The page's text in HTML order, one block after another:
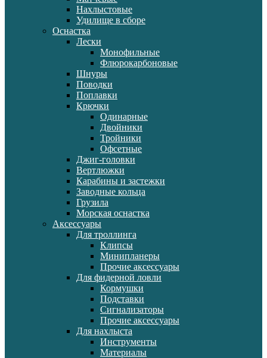
Нахлыстовые
Удилище в сборе
Оснастка
Лески
Монофильные
Флюрокарбоновые
Шнуры
Поводки
Поплавки
Крючки
Одинарные
Двойники
Тройники
Офсетные
Джиг-головки
Вертлюжки
Карабины и застежки
Заводные кольца
Грузила
Морская оснастка
Аксессуары
Для троллинга
Клипсы
Минипланеры
Прочие аксессуары
Для фидерной ловли
Кормушки
Подставки
Сигнализаторы
Прочие аксессуары
Для нахлыста
Инструменты
Материалы